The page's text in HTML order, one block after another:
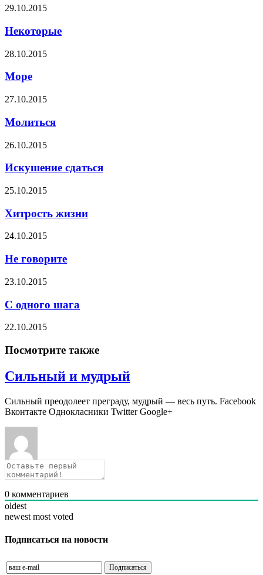
29.10.2015
Некоторые
28.10.2015
Море
27.10.2015
Молиться
26.10.2015
Искушение сдаться
25.10.2015
Хитрость жизни
24.10.2015
Не говорите
23.10.2015
С одного шага
22.10.2015
Посмотрите также
Сильный и мудрый
Сильный преодолеет преграду, мудрый — весь путь. Facebook
Вконтакте Однокласники Twitter Google+
0 комментариев
oldest
newest most voted
Подписаться на новости